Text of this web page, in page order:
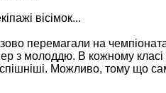
вісімок...
перемагали на
з молоддю. В кожному
Можливо, тому що